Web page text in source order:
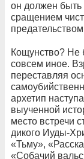
он должен
сращением
Кощунство? Не
совсем иное.
переставляя
архетип
выученной
место встречи
дикого Иуды-
«Тьму»,
«Собачий